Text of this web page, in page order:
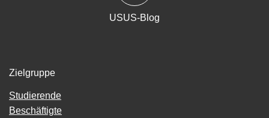
USUS-Blog
Zielgruppe
Studierende
Beschäftigte